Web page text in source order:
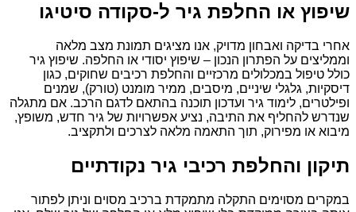
שיפוץ או החלפת גיר ל-סקודה סיטיגו
אחרי בדיקה ואבחון מדויק, אנו מציגים תמונת מצב מלאה
וממליצים על הפתרון הנכון – שיפוץ יסודי או החלפה. שיפוץ גיר
כולל טיפול במכלולים מרכזיים והחלפת רכיבים שחוקים, כגון
דיסקיות, גלגלי שיניים, מיסבים, ממיר מומנט (טורק), שמנים
ופילטרים, לימוד גיר ועדכון תוכנה בהתאם לדגם הרכב. אם מתגלה
שנדרש להחליף את התיבה, נציע אפשרויות של גיר חדש, משופץ,
מיבוא או מפירוק, תוך התאמה מלאה לצרכים ולתקציב.
תיקון והחלפת רכיבי גיר נקודתיים
במקרים מסוימים התקלה מתמקדת ברכיב מסוים וניתן לפתור